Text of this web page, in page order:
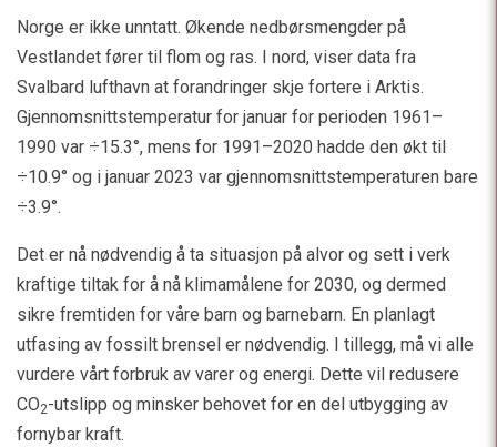
Norge er ikke unntatt. Økende nedbørsmengder på
Vestlandet fører til flom og ras. I nord, viser data fra
Svalbard lufthavn at forandringer skje fortere i Arktis.
Gjennomsnittstemperatur for januar for perioden 1961–
1990 var ÷15.3°, mens for 1991–2020 hadde den økt til
÷10.9° og i januar 2023 var gjennomsnittstemperaturen bare
÷3.9°.
Det er nå nødvendig å ta situasjon på alvor og sett i verk
kraftige tiltak for å nå klimamålene for 2030, og dermed
sikre fremtiden for våre barn og barnebarn. En planlagt
utfasing av fossilt brensel er nødvendig. I tillegg, må vi alle
vurdere vårt forbruk av varer og energi. Dette vil redusere
CO2-utslipp og minsker behovet for en del utbygging av
fornybar kraft.